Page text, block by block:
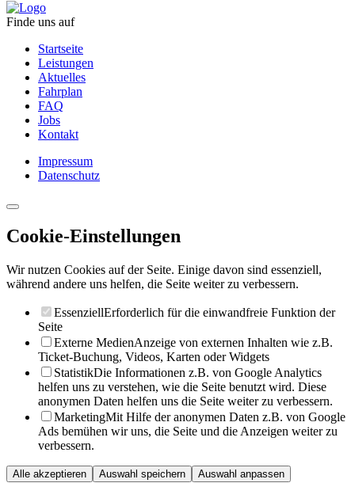
Finde uns auf
Startseite
Leistungen
Aktuelles
Fahrplan
FAQ
Jobs
Kontakt
Impressum
Datenschutz
Cookie-Einstellungen
Wir nutzen Cookies auf der Seite. Einige davon sind essenziell,
während andere uns helfen, die Seite weiter zu verbessern.
EssenziellErforderlich für die einwandfreie Funktion der
Seite
Externe MedienAnzeige von externen Inhalten wie z.B.
Ticket-Buchung, Videos, Karten oder Widgets
StatistikDie Informationen z.B. von Google Analytics
helfen uns zu verstehen, wie die Seite benutzt wird. Diese
anonymen Daten helfen uns die Seite weiter zu verbessern.
MarketingMit Hilfe der anonymen Daten z.B. von Google
Ads bemühen wir uns, die Seite und die Anzeigen weiter zu
verbessern.
Alle akzeptieren Auswahl speichern Auswahl anpassen